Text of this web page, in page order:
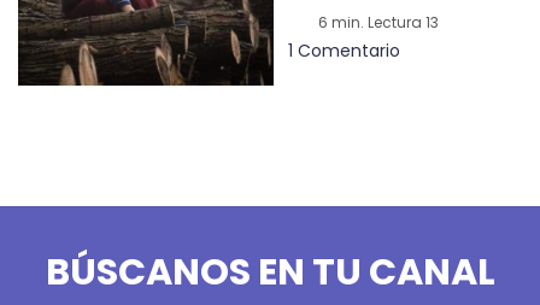
6 min. Lectura 13
1 Comentario
BÚSCANOS EN TU CANAL